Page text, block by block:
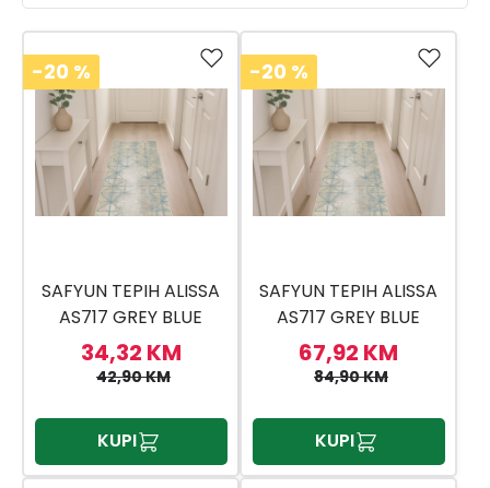
-20 %
SAFYUN TEPIH ALISSA
AS717 GREY BLUE
80X150
34,32 KM
42,90 KM
KUPI
-20 %
SAFYUN TEPIH ALISSA
AS717 GREY BLUE
80X300
67,92 KM
84,90 KM
KUPI